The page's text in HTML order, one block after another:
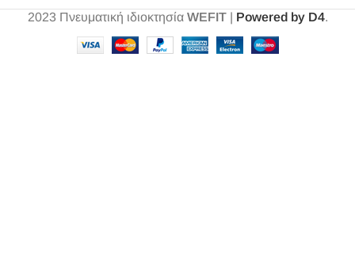
2023 Πνευματική ιδιοκτησία WEFIT| Powered by D4.